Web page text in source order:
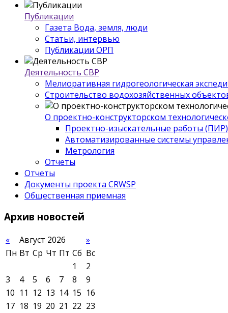
Публикации
Газета Вода, земля, люди
Статьи, интервью
Публикации ОРП
Деятельность СВР
Мелиоративная гидрогеологическая
Строительство водохозяйственных
О проектно-конструкторском
Проектно-изыскательные работы (ПИР)
Автоматизированные системы
Метрология
Отчеты
Отчеты
Документы проекта CRWSP
Общественная приемная
Архив новостей
« Август 2026
»
Пн Вт Ср Чт Пт Сб Вс
1
2
3
4 5 6 7 8
9
10 11 12 13 14 15 16
17 18 19 20 21 22 23